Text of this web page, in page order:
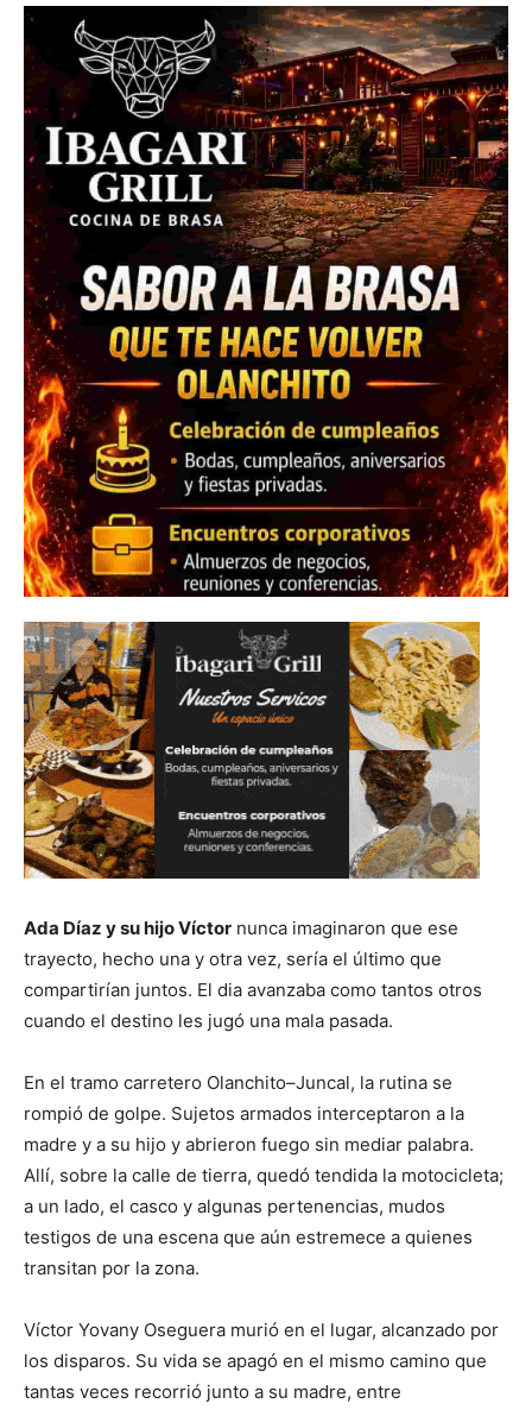
Ada Díaz y su hijo Víctor nunca imaginaron que ese
trayecto, hecho una y otra vez, sería el último que
compartirían juntos. El dia avanzaba como tantos otros
cuando el destino les jugó una mala pasada.
En el tramo carretero Olanchito–Juncal, la rutina se
rompió de golpe. Sujetos armados interceptaron a la
madre y a su hijo y abrieron fuego sin mediar palabra.
Allí, sobre la calle de tierra, quedó tendida la motocicleta;
a un lado, el casco y algunas pertenencias, mudos
testigos de una escena que aún estremece a quienes
transitan por la zona.
Víctor Yovany Oseguera murió en el lugar, alcanzado por
los disparos. Su vida se apagó en el mismo camino que
tantas veces recorrió junto a su madre, entre